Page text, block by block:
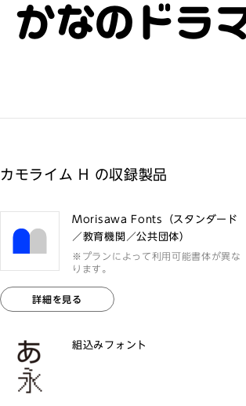
かなのドラ
カモライム H の収録製品
Morisawa Fonts（スタンダード
／教育機関／公共団体）
※プランによって利用可能書体が異な
ります。
詳細を見る
組込みフォント